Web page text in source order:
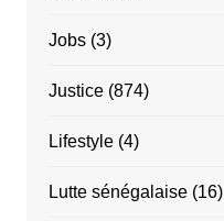
Jobs(3)
Justice(874)
Lifestyle(4)
Lutte sénégalaise(16)